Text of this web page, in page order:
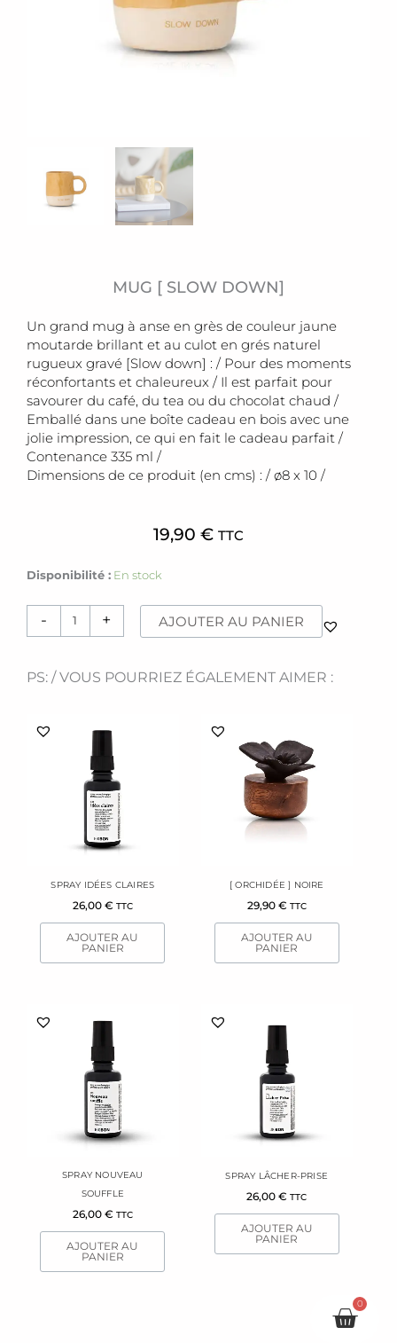
MUG [ SLOW DOWN]
Un grand mug à anse en grès de couleur jaune
moutarde brillant et au culot en grés naturel
rugueux gravé [Slow down] : / Pour des moments
réconfortants et chaleureux / Il est parfait pour
savourer du café, du tea ou du chocolat chaud /
Emballé dans une boîte cadeau en bois avec une
jolie impression, ce qui en fait le cadeau parfait /
Contenance 335 ml /
Dimensions de ce produit (en cms) : / ø8 x 10 /
19,90 € TTC
Disponibilité : En stock
-
quantité
down]
+ AJOUTER AU PANIER
PS: / VOUS POURRIEZ ÉGALEMENT AIMER :
SPRAY IDÉES CLAIRES
26,00 € TTC
AJOUTER AU
PANIER
[ ORCHIDÉE ] NOIRE
29,90 € TTC
AJOUTER AU
PANIER
SPRAY NOUVEAU
SOUFFLE
26,00 € TTC
AJOUTER AU
PANIER
SPRAY LÂCHER-PRISE
26,00€ TTC
AJOUTER AU
PANIER
0